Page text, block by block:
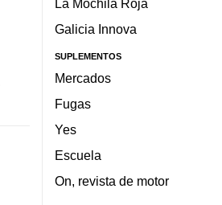
La Mochila Roja
Galicia Innova
SUPLEMENTOS
Mercados
Fugas
Yes
Escuela
On, revista de motor